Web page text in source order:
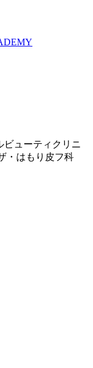
ビューティクリニ
・はもり皮フ科